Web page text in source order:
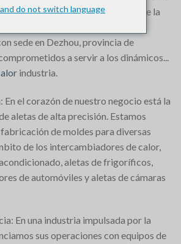
de precisión y la piedra angular de la
moderna y especializada.
sede en Dezhou, provincia de
a servir a los dinámicos...
industria.
el corazón de nuestro negocio está la
aletas de alta precisión. Estamos
de moldes para diversas
de los intercambiadores de calor,
aletas de frigoríficos,
de automóviles y aletas de cámaras
En una industria impulsada por la
sus operaciones con equipos de
do not switch language